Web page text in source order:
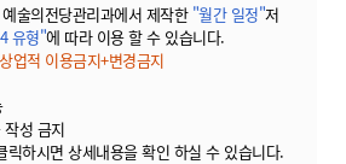
술의전당관리과에서 제작한 "월간 일정"저
유형"에 따라 이용 할 수 있습니다.
업적 이용금지+변경금지
성 금지
하시면 상세내용을 확인 하실 수 있습니다.